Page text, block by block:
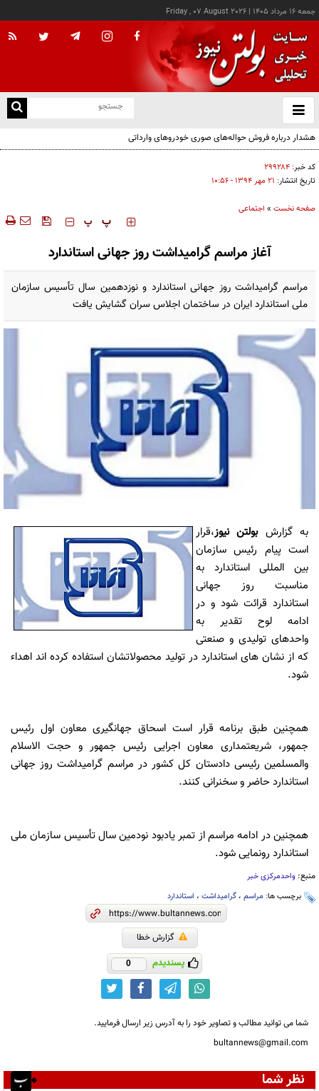
جمعه ۱۶ مرداد ۱۴۰۵ |
Friday , 07 August 2026
باز
و
هشدار درباره فروش حواله‌های صوری خودروهای وارداتی
کد خبر: ۲۹۹۲۸۴
تاریخ انتشار: ۲۱ مهر ۱۳۹۴ - ۱۰:۵۶
صفحه نخست » اجتماعی
‍‍‍ پ پ
آغاز مراسم گرامیداشت روز جهانی استاندارد
مراسم گرامیداشت روز جهانی استاندارد و نوزدهمین سال تأسیس سازمان
ملی استاندارد ایران در ساختمان اجلاس سران گشایش یافت
به گزارشبولتن نیوز،قرار
است پیام رئیس سازمان
بین المللی استاندارد به
مناسبت روز جهانی
استاندارد قرائت شود و در
ادامه لوح تقدیر به
واحدهای تولیدی و صنعتی
که از نشان های استاندارد در تولید محصولاتشان استفاده کرده اند اهداء
شود.
همچنین طبق برنامه قرار است اسحاق جهانگیری معاون اول رئیس
جمهور، شریعتمداری معاون اجرایی رئیس جمهور و حجت الاسلام
والمسلمین رئیسی دادستان کل کشور در مراسم گرامیداشت روز جهانی
استاندارد حاضر و سخنرانی کنند.
همچنین در ادامه مراسم از تمبر یادبود نودمین سال تأسیس سازمان ملی
استاندارد رونمایی شود.
منبع: واحدمرکزی خبر
برچسب ها: مراسم ، گرامیداشت ، استاندارد
گزارش خطا
پسندیدم 0
شما می توانید مطالب و تصاویر خود را به آدرس زیر ارسال فرمایید.
bultannews@gmail.com
نظر شما